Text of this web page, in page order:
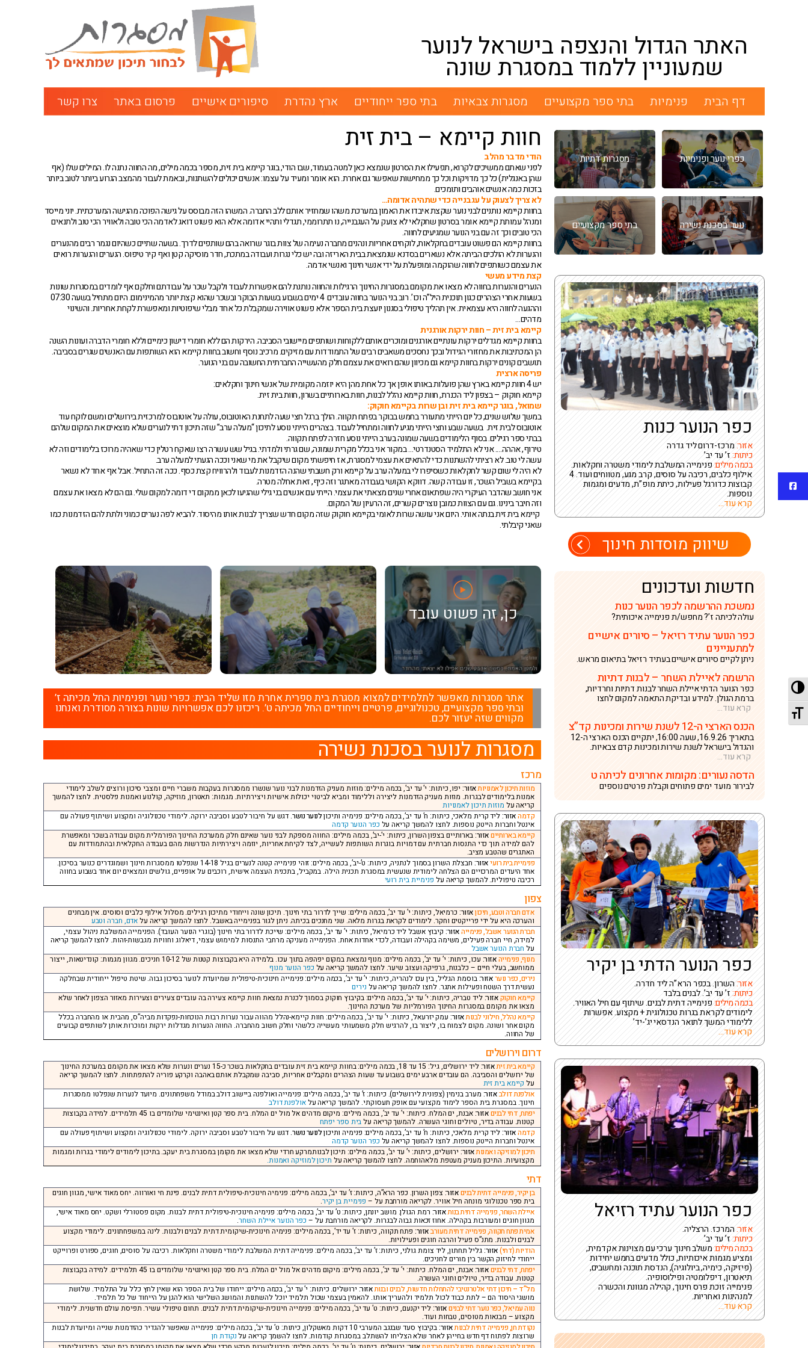
מתג ניגודיות גבוהה
מתג גודל גופן
האתר הגדול והנצפה בישראל לנוער
שמעוניין ללמוד במסגרת שונה
דף הבית פנימיות בתי ספר מקצועיים מסגרות צבאיות בתי ספר ייחודיים ארץ נהדרת סיפורים אישיים פרסום באתר צרו קשר
חוות קיימא – בית זית
הודי מדבר מהלב
לפני שאתם ממשיכים לקרוא, תפעילו את הסרטון שנמצא כאן למטה בעמוד, שבו הודי, בוגר קיימא בית זית, מספר בכמה מילים, מה החווה נתנה לו. המילים שלו (אף
שהן באנגלית) כל כך מדויקות וכל כך ממחישות שאפשר גם אחרת. הוא אומר ומעיד על עצמו: אנשים יכולים להשתנות, ובאמת לעבור מהמצב הגרוע ביותר לטוב ביותר
בזכות כמה אנשים אוהבים ותומכים.
לא צריך לצעוק על עגבנייה כדי שתהיה אדומה…
בחוות קיימא נותנים לבני נוער שקצת איבדו את האמון במערכת משהו שמחזיר אותם ללב החברה. המשהו הזה מבוסס על גישה הפוכה מהגישה המערכתית. יוני מייסד
ומנהל עמותת קיימא אומר בסרטון שחקלאי לא צועק על העגבנייה, נו תתרוממי, תגדלי ותהיי אדומה אלא הוא פשוט דואג לאדמה הכי טובה ולאוויר הכי טוב ולתנאים
הכי טובים וכך זה עם בני הנוער שמגיעים לחווה.
בחוות קיימא הם פשוט עובדים בחקלאות, לוקחים אחריות ונהנים מחברה נעימה של צוות בוגר שרואה בהם שותפים לדרך. בשעה שתיים כשהיום נגמר רבים מהנערים
והנערות לא הולכים הביתה אלא נשארים בסדנא שנמצאת בבית האריזה ובה יש כלי נגרות ועבודה במתכת, חדר מוסיקה קטן ואף קיר טיפוס. הנערים והנערות רואים
את עצמם כשותפים לחווה שהוקמה ומופעלת על ידי אנשי חינוך ואנשי אדמה.
קצת מידע מעשי
הנערים והנערות בחווה לא מצאו את מקומם במסגרות החינוך הרגילות והחווה נותנת להם אפשרות לעבוד ולקבל שכר על עבודתם וחלקם אף לומדים במסגרות שונות
בשעות אחרי הצהרים כגון תוכנית היל”ה וכו’. רוב בני הנוער בחווה עובדים 4 ימים בשבוע בשעות הבוקר ובשכר שהוא קצת יותר מהמינימום. היום מתחיל בשעה 07:30
וההגעה לחווה היא עצמאית. אין תהליך טיפולי בסגנון יועצת בית הספר אלא פשוט אווירה שמקבלת כל אחד מבלי שיפוטיות ומאפשרת לקחת אחריות. והשינוי
מדהים…
קיימא בית זית – חוות ירקות אורגנית
בחוות קיימא מגדלים ירקות עונתיים אורגנים ומוכרים אותם ללקוחות ושותפים מיישובי הסביבה. הירקות הם ללא חומרי דישון כימיים וללא חומרי הדברה ועונות השנה
הן המכתיבות את מחזורי הגידול ובכך נחסכים משאבים רבים של התמודדות עם מזיקים. מרכיב נוסף וחשוב בחוות קיימא הוא השותפות עם האנשים שגרים בסביבה.
תושבים קונים ירקות בחוות קיימא גם מכיוון שהם רואים את עצמם חלק מהעשייה החברתית החשובה עם בני הנוער.
פריסה ארצית
יש 4 חוות קיימא בארץ שהן פועלות באותו אופן אך כל אחת מהן היא יוזמה מקומית של אנשי חינוך וחקלאים:
קיימא חוקוק – בצפון ליד הכנרת, חוות קיימא נהלל לבנות, חוות בארותיים בשרון, חוות בית זית.
שמואל, בוגר קיימא בית זית ובן שרות בקיימא חוקוק:
במשך שלוש שנים, כל יום הייתי מתעורר בחמש בבוקר בפתח תקווה. הולך ברגל חצי שעה לתחנת האוטובוס, עולה על אוטובוס למרכזית בירושלים ומשם לוקח עוד
אוטובוס לבית זית. בשעה שבע וחצי הייתי מגיע לחווה ומתחיל לעבוד. בצהרים הייתי נוסע לתיכון “מעלה ערב” שזה תיכון דתי לנערים שלא מוצאים את המקום שלהם
בבתי ספר רגילים. בסוף הלימודים בשעה שמונה בערב הייתי נוסע חזרה לפתח תקווה.
טירוף, אההה…. אני לא התלמיד הסטנדרטי… במקור אני בכלל מקרית שמונה, שם גרתי ולמדתי. בגיל שש עשרה רצו שאקח רטלין כדי שאהיה מרוכז בלימודים וזה לא
עשה לי טוב. לא רציתי להשתנות כדי להתאים את עצמי למסגרת, אז חיפשתי מקום שיקבל את מי שאני וככה הגעתי למעלה ערב.
לא היה לי שום קשר לחקלאות כשסיפרו לי במעלה ערב על קיימא ורק חשבתי שהנה הזדמנות לעבוד ולהרוויח קצת כסף. ככה זה התחיל. אבל אף אחד לא נשאר
בקיימא בשביל השכר, זו עבודה קשה. דווקא הקושי בעבודה מאתגר וזה כיף, זאת אחלה מטרה.
אני חושב שהדבר העיקרי היה שפתאום אחרי שנים מצאתי את עצמי. הייתי עם אנשים בני גילי שהגיעו לכאן ממקום די דומה למקום שלי. גם הם לא מצאו את עצמם
וזה חיבר בינינו. גם עם הצוות כמובן נוצרים קשרים, זה הרעיון של המקום.
קיימא בית זית בנתה אותי. היום אני עושה שרות לאומי בקיימא חוקוק שזה מקום חדש שצריך לבנות אותו מהיסוד. להביא לפה נערים כמוני ולתת להם הזדמנות כמו
שאני קיבלתי.
כן, זה פשוט עובד
אתר מסגרות מאפשר לתלמידים למצוא מסגרת בית ספרית אחרת מזו שליד הבית: כפרי נוער ופנימיות החל מכיתה ז’
ובתי ספר מקצועיים, טכנולוגיים, פרטיים וייחודיים החל מכיתה ט’. ריכזנו לכם אפשרויות שונות בצורה מסודרת ואנחנו
מקווים שזה יעזור לכם.
מסגרות לנוער בסכנת נשירה
מרכז
מוזות תיכון לאמנויותאזור: יפו, כיתות: י’ עד יב’, בכמה מילים: מוזות מעניק הזדמנות לבני נוער שנשרו ממסגרות בעקבות משברי חיים ומצבי סיכון ורוצים לשלב לימודי
אמנות בלימודים לבגרות. מוזות מעניק הזדמנות ליצירה וללימוד ומביא לביטוי יכולות אישיות ויצירתיות. מגמות: תאטרון, מוזיקה, קולנוע ואמנות פלסטית. לחצו להמשך
קריאה על מוזות תיכון לאמנויות
קדמהאזור:ליד קרית מלאכי, כיתות: ח’ עד יב’, בכמה מילים: פנימיה ותיכוןלנוער נושר. דגש על חיבור לטבע וסביבה ירוקה. לימודי טכנולוגיה ומקצוע ושיתוף פעולה עם
אינטל וחברות הייטק נוספות. לחצו להמשך קריאה על כפר הנוער קדמה
קיימא בארותייםאזור:בארותיים בצפון השרון, כיתות: י’-יב’, בכמה מילים: החווה מספקת לבני נוער שאינם חלק ממערכת החינוך הפורמלית מקום עבודה בשכר ומאפשרת
להם למידה תוך כדי התנסות חברתית עם דמויות בוגרות השותפות לעשייה, לצד לקיחת אחריות, יוזמה ויצירתיות הנדרשות מהם בעבודה החקלאית ובהתמודדות עם
האתגרים שהטבע מציב.
פנימיית בית רועיאזור: חבצלת השרון בסמוך לנתניה, כיתות: ט’-יב’, בכמה מילים: זוהי פנימייה קטנה לנערים בגיל 14-18 שנפלטו ממסגרות חינוך ושמוגדרים כנוער בסיכון.
אחד היעדים המרכזיים הם הצלחה לימודית שנעשית במסגרת תכנית הילה. במקביל, בתכנית העצמה אישית, רוכבים על אופניים, גולשים ונמצאים יום אחד בשבוע בחווה
רכיבה טיפולית. להמשך קריאה על פנימיית בית רועי
צפון
אדם חברה וטבע, תיכוןאזור: כרמיאל, כיתות: י’ עד יב’, בכמה מילים: שייך לדרור בתי חינוך. תיכון שונה וייחודי מתיכון רגילים. מסלול אילוף כלבים וסוסים. אין מבחנים
והערכה היא על ידי פרייקטים וחקר. לימודים לקראת בגרות מלאה. שני מחנכים בכיתה. ניתן לגור בפנימייה באשבל. לחצו להמשך קריאה עלאדם, חברה וטבע
חברת הנוער אשבל, פנימייהאזור: קיבוץ אשבל ליד כרמיאל, כיתות: י’ עד יב’, בכמה מילים: שייכת לדרור בתי חינוך (בוגרי הנוער העובד). הפנימייה המשלבת ניהול עצמי,
למידה, חיי חברה פעילים, משימה בקהילה ועבודה, לכדי אחדות אחת. הפנימייה מעניקה מרחבי התנסות למימוש עצמי, דיאלוג וחוויות מגבשות-זהות. לחצו להמשך קריאה
על חברת הנוער אשבל
מנוף, פנימייהאזור: עכו, כיתות: י’ עד יב’, בכמה מילים: מנוף נמצאת במקום יפהפה בתוך עכו. בלמידה היא בקבוצות קטנות של 10-12 חניכים. מגוון מגמות: קונדיטאות, ייצור
ממוחשב, בעלי חיים – כלבנות, גרפיקה ועצוב שיער. לחצו להמשך קריאה על כפר הנוער מנוף
נירים, כפר נועראזור:בוסמת הגליל, בין עכו לנהריה, כיתות: י’ עד יב’, בכמה מילים: פנימייה חינוכית-טיפולית שמיועדת לנוער בסיכון גבוה. שיטת טיפול ייחודית שבחלקה
נעשית דרך השטח ופעילות אתגר. לחצו להמשך קריאה על נירים
קיימא חוקוקאזור:ליד טבריה, כיתות: י’ עד יב’, בכמה מילים: בקיבוץ חוקוק בסמוך לכנרת נמצאת חוות קיימא צעירה בה עובדים צעירים וצעירות מאזור הצפון לאחר שלא
מצאו את מקומם במסגרות החינוך הפורמליות של מערכת החינוך.
קיימא נהלל, חילוני לבנותאזור: עמק יזרעאל, כיתות: י’ עד יב’, בכמה מילים: חוות קיימא-נהלל מהווה עבור נערות רבות הנוכחות-נפקדות מביה”ס, מהבית או מהחברה בכלל
מקום אחר ושונה. מקום לצמוח בו, ליצור בו, להרגיש חלק משמעותי מעשייה כלשהי וחלק חשוב מהחברה. החווה הנערות מגדלות ירקות ומוכרות אותן לשותפים קבועים
של החווה.
דרום וירושלים
קיימא בית זיתאזור: ליד ירושלים, גיל: 15 עד 18, בכמה מילים: בחוות קיימא בית זית עובדים בחקלאות בשכר כ-15 נערים ונערות שלא מצאו את מקומם במערכת החינוך
של ירושלים והסביבה. הם עובדים ארבע ימים בשבוע עד שעות הצהרים ומקבלים אחריות, סביבה שמקבלת אותם באהבה וקרקע פוריה להתפתחות. לחצו להמשך קריאה
על קיימא בית זית
אולפנת דולבאזור: מערב בנימין (צפונית לירושלים). כיתות: ז’ עד יב’, בכמה מילים: פנימייה ואולפנה ביישוב דולב במודל משפחתונים. מיועד לנערות שנפלטו ממסגרות
חינוך. במסגרת בית הספר לימוד מקצועי עם אופק תעסוקתי. להמשך קריאה עלאולפנת דולב
יפתח, דתי לבניםאזור: אבנת, ים המלח. כיתות: י’ עד יב’, בכמה מילים: מיקום מדהים אל מול ים המלח. בית ספר קטן ואינטימי שלומדים בו 45 תלמידים. למידה בקבוצות
קטנות. עבודה בדיר, טיולים וחוגי העשרה. להמשך קריאה עלבית ספר יפתח
קדמהאזור:ליד קרית מלאכי, כיתות: ח’ עד יב’, בכמה מילים: פנימיה ותיכוןלנוער נושר. דגש על חיבור לטבע וסביבה ירוקה. לימודי טכנולוגיה ומקצוע ושיתוף פעולה עם
אינטל וחברות הייטק נוספות. לחצו להמשך קריאה על כפר הנוער קדמה
תיכון למוזיקה ואמנותאזור: ירושלים, כיתות: י’ עד יב’, בכמה מילים: תיכון לבנותמרקע חרדי שלא מצאו את מקומן במסגרת בית יעקב. בתיכון לימודים לימודי בגרות ומגמות
מקצועיות. התיכון מעניק מעטפת מלאהוחמה. לחצו להמשך קריאה על תיכון למוזיקה ואמנות.
דתי
בן יקיר, פנימייה דתית לבניםאזור: צפון השרון. כפר הרא”ה, כיתות: ז’ עד יב’, בכמה מילים: פנימיה חינוכית-טיפולית דתית לבנים. פינת חי ואורווה. יחס מאוד אישי, מגוון חוגים
בית ספר טכנולוגי מונחה חיל אוויר. לקריאה מורחבת על – פנימיית בן יקיר.
איילת השחר, פנימייה דתית בנותאזור: רמת הגולן. מושב יונתן, כיתות: ט’ עד יב’, בכמה מילים: פנימיה חינוכית-טיפולית דתית לבנות. מקום פסטורלי ושקט. יחס מאוד אישי,
מגוון חוגים ומעורבות בקהילה. אחוז זכאות גבוה לבגרות. לקריאה מורחבת על – כפר הנוער איילת השחר.
אמית פתח תקווה, פנימייה דתית מעורבאזור: פתח תקווה, כיתות: ז’ עד יד’, בכמה מילים: פנימיה חינוכית-שיקומית דתית לבנים ולבנות. לינה במשפחתונים. לימודי מקצוע
לבנים ולבנות. מתנ”ס פעיל והרבה חוגים ופעילויות.
הודיות (דתי)אזור:גליל תחתון, ליד צומת גולני, כיתות: ז’ עד יב’, בכמה מילים: פנימייה דתית המשלבת לימודי משטרה וחקלאות. רכיבה על סוסים, חוגים, ספורט ופרוייקט
ייחודי לחיזוק הקשר בין מורים לחניכים.
יפתח, דתי לבניםאזור: אבנת, ים המלח. כיתות: י’ עד יב’, בכמה מילים: מיקום מדהים אל מול ים המלח. בית ספר קטן ואינטימי שלומדים בו 45 תלמידים. למידה בקבוצות
קטנות. עבודה בדיר, טיולים וחוגי העשרה.
מל”ד – תיכון דתי אלטרנטיבי להתחלות חדשות, לבנים ובנותאזור: ירושלים. כיתות: י’ עד יב’, בכמה מילים: ייחודו של בית הספר הוא שאין לחץ כלל על התלמיד. שלושת
מושגי היסוד הם – לתת כבוד לכול תלמיד ולהעריך אותו. להאמין בעצמי שכול תלמיד יוכל להשתנות והמושג השלישי הוא להגן על הייחוד של כל תלמיד.
נווה עמיאל, כפר נוער דתי לבניםאזור:ליד יקנעם, כיתות: ט’ עד יב’, בכמה מילים: פנימייה חינוכית-שיקומית דתית לבנים. תחום טיפולי עשיר. תפיסת עולם חדשנית. לימודי
מקצוע – מבנאות מטוסים, טבחות ועוד.
נקודת חן, פנימייה דתית לבנותאזור: בקיבוץ סעד שבנגב המערבי 10 דקות מאשקלון, כיתות: ט’ עד יב’, בכמה מילים: פנימייה שאפשר להגדיר כהזדמנות שנייה ומיועדת לבנות
שרוצות לפתוח דף חדש בחייהן לאחר שלא הצליחו להשתלב במסגרות קודמות. לחצו להשמך קריאה עלנקודת חן
מסגרות דתיות כפרי נוער ופנימיות
בתי ספר מקצועיים נוער בסכנת נשירה
כפר הנוער כנות
אזור:מרכז-דרום ליד גדרה
כיתות:ז’ עד יב’
בכמה מילים:פנימייה המשלבת לימודי משטרה וחקלאות.
אילוף כלבים, רכיבה על סוסים, קרב מגע, מטווחים ועוד. 4
קבוצות כדורגל פעילות, כיתת מופ”ת, מדעים ומגמות
נוספות.
קרא עוד...
שיווק מוסדות חינוך
חדשות ועדכונים
נמשכת ההרשמה לכפר הנוער כנות
עולה לכיתה ז’? מחפש/ת פנימייה איכותית?
כפר הנוער עתיד רזיאל – סיורים אישיים
למתעניינים
ניתן לקיים סיורים אישיים בעתיד רזיאל בתיאום מראש.
הרשמה לאיילת השחר – לבנות דתיות
כפר הנוער הדתי איילת השחר לבנות דתיות וחרדיות,
ברמת הגולן. למידע ובדיקת התאמה למקום לחצו
קרא עוד...
הכנס הארצי ה-12 לשנת שירות ומכינות קד”צ
בתאריך 16.9.26, שעה 16:00, יתקיים הכנס הארצי ה-12
והגדול בישראל לשנת שירות ומכינות קדם צבאיות.
קרא עוד...
הדסה נעורים: מקומות אחרונים לכיתה ט
לבירור מועד ימים פתוחים וקבלת פרטים נוספים
כפר הנוער הדתי בן יקיר
אזור:השרון. בכפר הרא”ה ליד חדרה.
כיתות:ז’ עד יב’. לבנים בלבד
בכמה מילים:פנימייה דתית לבנים. שיתוף עם חיל האוויר.
לימודים לקראת בגרות טכנולוגית + מקצוע. אפשרות
ללימודי המשך לתואר הנדסאי יג’-יד’
קרא עוד...
כפר הנוער עתיד רזיאל
אזור:המרכז. הרצליה.
כיתות:ז’ עד יב’
בכמה מילים:משלב חינוך ערכי עם מצוינות אקדמית,
ומציע מגמות איכותיות, כולל מדעים בחמש יחידות
(פיזיקה, כימיה, ביולוגיה), הנדסת תוכנה ומחשבים,
תיאטרון, דיפלומטיה ופילוסופיה.
פנימייה זוכת פרס חינוך, קהילה מגוונת והכשרה
למנהיגות ואחריות.
קרא עוד...
פייסבוק